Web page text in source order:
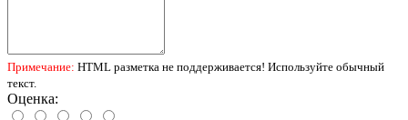
Примечание: HTML разметка не поддерживается! Используйте обычный
текст.
Оценка: